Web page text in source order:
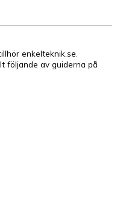
enkelteknik.se.
följande av guiderna på